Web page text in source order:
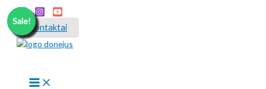
Pereiti
prie
turinio
Kontaktai
Sale!
Sale!